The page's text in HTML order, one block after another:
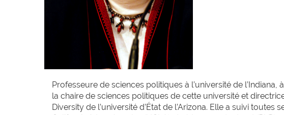
Professeure de sciences politiques à l’université de
la chaire de sciences politiques de cette université et
Diversity de l’université d’État de l’Arizona. Elle a suivi